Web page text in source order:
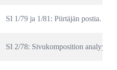
SI 1/79 ja 1/81: Piirtäjän postia.
SI 2/78: Sivukomposition analyysi